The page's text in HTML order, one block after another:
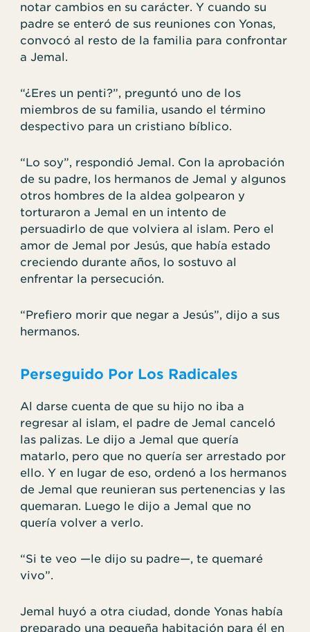
notar cambios en su carácter. Y cuando su
padre se enteró de sus reuniones con Yonas,
convocó al resto de la familia para confrontar
a Jemal.
“¿Eres un penti?”, preguntó uno de los
miembros de su familia, usando el término
despectivo para un cristiano bíblico.
“Lo soy”, respondió Jemal. Con la aprobación
de su padre, los hermanos de Jemal y algunos
otros hombres de la aldea golpearon y
torturaron a Jemal en un intento de
persuadirlo de que volviera al islam. Pero el
amor de Jemal por Jesús, que había estado
creciendo durante años, lo sostuvo al
enfrentar la persecución.
“Prefiero morir que negar a Jesús”, dijo a sus
hermanos.
Perseguido Por Los Radicales
Al darse cuenta de que su hijo no iba a
regresar al islam, el padre de Jemal canceló
las palizas. Le dijo a Jemal que quería
matarlo, pero que no quería ser arrestado por
ello. Y en lugar de eso, ordenó a los hermanos
de Jemal que reunieran sus pertenencias y las
quemaran. Luego le dijo a Jemal que no
quería volver a verlo.
“Si te veo —le dijo su padre—, te quemaré
vivo”.
Jemal huyó a otra ciudad, donde Yonas había
preparado una pequeña habitación para él en